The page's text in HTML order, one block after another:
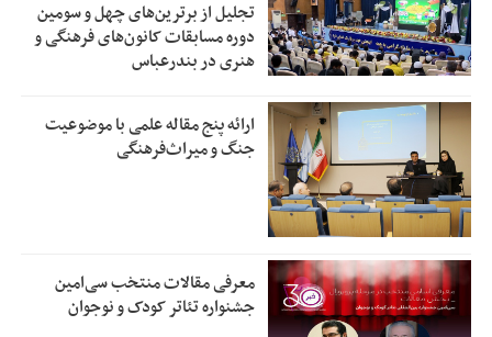
تجلیل از بر‌ترین‌های چهل و سومین
دوره مسابقات کانون‌های فرهنگی و
هنری در بندرعباس
ارائه پنج مقاله علمی با موضوعیت
جنگ و میراث‌فرهنگی
معرفی مقالات منتخب سی‌امین
جشنواره تئاتر کودک و نوجوان